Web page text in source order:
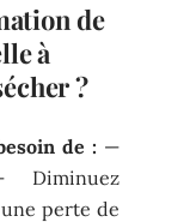
de
à
?
de : —
Diminuez
perte de